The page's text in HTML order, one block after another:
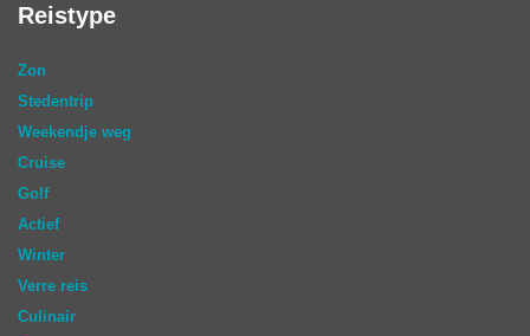
Reistype
Zon
Stedentrip
Weekendje weg
Cruise
Golf
Actief
Winter
Verre reis
Culinair